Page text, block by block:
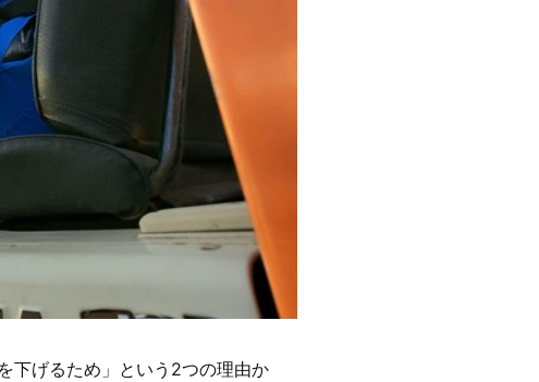
下げるため」という2つの理由か